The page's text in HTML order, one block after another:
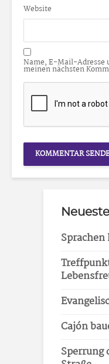
Website
Name, E-Mail-Adresse
meinen nächsten
Cajón
Sperrung